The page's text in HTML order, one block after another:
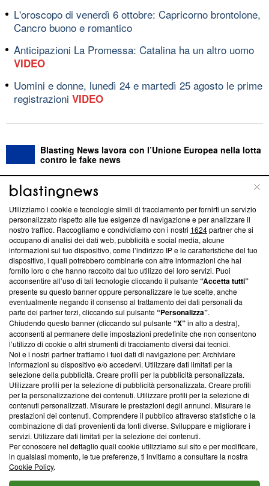
L'oroscopo di venerdì 6 ottobre: Capricorno brontolone,
Cancro buono e romantico
Anticipazioni La Promessa: Catalina ha un altro uomo
VIDEO
Uomini e donne, lunedì 24 e martedì 25 agosto le prime
registrazioni VIDEO
Blasting News lavora con l’Unione Europea nella lotta
contro le fake news
ABOUT LINEA EDITORIALE
Questa sezione offre informazioni trasparenti su Blasting
News, sui nostri processi editoriali e su come ci impegniamo a
creare news di qualità. Inoltre, afferma la nostra aderenza a
‘Trust Project - News with Integrity’Blasting News non è
ancora membro del programma, ma ha richiesto di farne
parte; Trust Project non ha ancora effettuato una verifica di
conformità agli standard.
Su di noi
Team editoriale
Corporate
Redazione
Informativa Privacy
Cookie Policy
Blasting SA, IDI CHE-247.845.224, Via Carlo Frasca, 3 - 6900
Lugano (Svizzera) Tel:+39 0690258937
© 2026 Blasting News
Utilizziamo i cookie e tecnologie simili di tracciamento per fornirti un servizio
personalizzato rispetto alle tue esigenze di navigazione e per analizzare il
nostro traffico. Raccogliamo e condividiamo con i nostri 1624partner che si
occupano di analisi dei dati web, pubblicità e social media, alcune
informazioni sul tuo dispositivo, come l’indirizzo IP e le caratteristiche del tuo
dispositivo, i quali potrebbero combinarle con altre informazioni che hai
fornito loro o che hanno raccolto dal tuo utilizzo dei loro servizi. Puoi
acconsentire all’uso di tali tecnologie cliccando il pulsante“Accetta tutti”
presente su questo banner oppure personalizzare le tue scelte, anche
eventualmente negando il consenso al trattamento dei dati personali da
parte dei partner terzi, cliccando sul pulsante“Personalizza”.
Chiudendo questo banner (cliccando sul pulsante“X”in alto a destra),
acconsenti al permanere delle impostazioni predefinite che non consentono
l’utilizzo di cookie o altri strumenti di tracciamento diversi dai tecnici.
Noi e i nostri partner trattiamo i tuoi dati di navigazione per: Archiviare
informazioni su dispositivo e/o accedervi. Utilizzare dati limitati per la
selezione della pubblicità. Creare profili per la pubblicità personalizzata.
Utilizzare profili per la selezione di pubblicità personalizzata. Creare profili
per la personalizzazione dei contenuti. Utilizzare profili per la selezione di
contenuti personalizzati. Misurare le prestazioni degli annunci. Misurare le
prestazioni dei contenuti. Comprendere il pubblico attraverso statistiche o la
combinazione di dati provenienti da fonti diverse. Sviluppare e migliorare i
servizi. Utilizzare dati limitati per la selezione dei contenuti.
Per conoscere nel dettaglio quali cookie utilizziamo sul sito e per modificare,
in qualsiasi momento, le tue preferenze, ti invitiamo a consultare la nostra
Cookie Policy.